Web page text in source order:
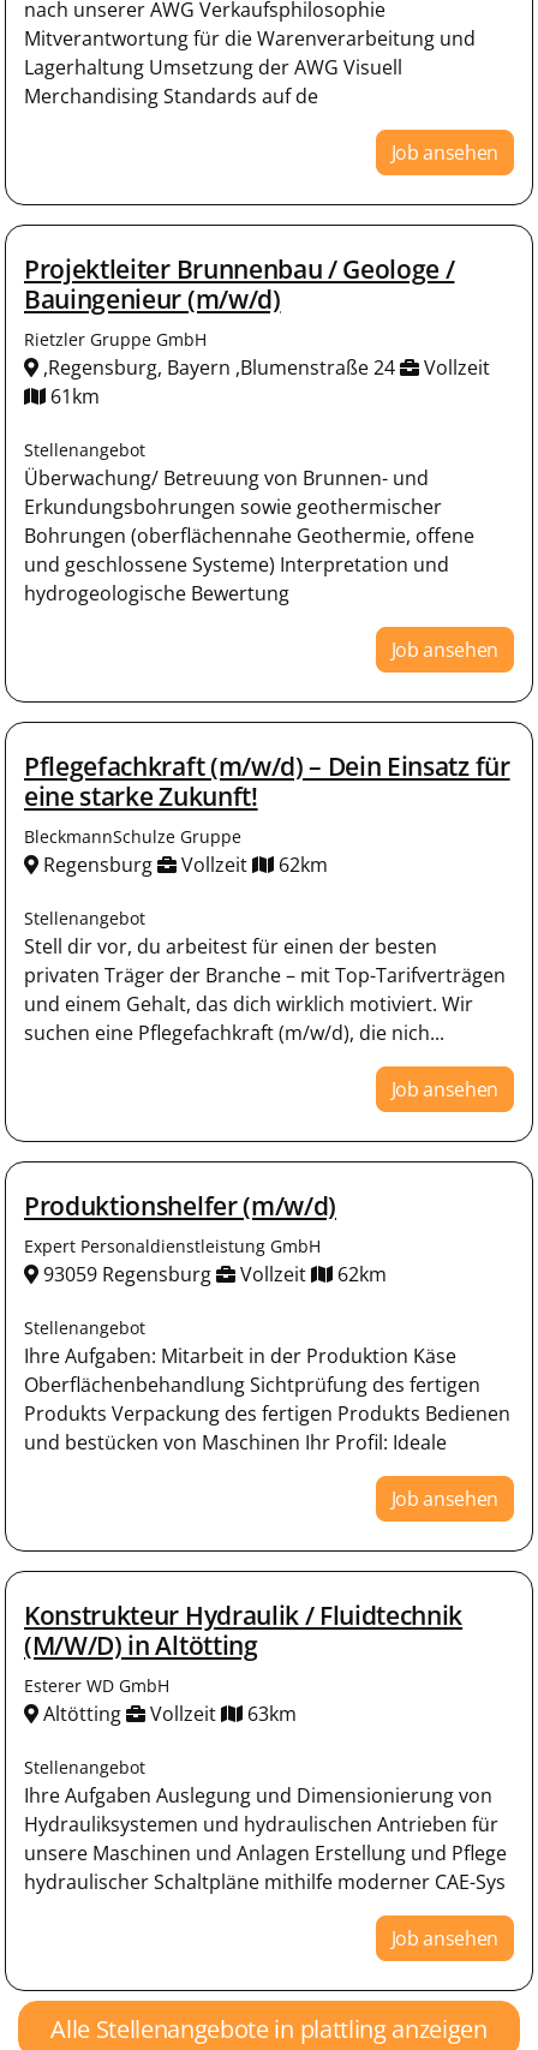
nach unserer AWG Verkaufsphilosophie
Mitverantwortung für die Warenverarbeitung und
Lagerhaltung Umsetzung der AWG Visuell
Merchandising Standards auf de
Job ansehen
Projektleiter Brunnenbau / Geologe /
Bauingenieur (m/w/d)
Rietzler Gruppe GmbH
,Regensburg, Bayern ,Blumenstraße 24
Vollzeit
61km
Stellenangebot
Überwachung/ Betreuung von Brunnen- und
Erkundungsbohrungen sowie geothermischer
Bohrungen (oberflächennahe Geothermie, offene
und geschlossene Systeme) Interpretation und
hydrogeologische Bewertung
Job ansehen
Pflegefachkraft (m/w/d) – Dein Einsatz für
eine starke Zukunft!
BleckmannSchulze Gruppe
Regensburg Vollzeit 62km
Stellenangebot
Stell dir vor, du arbeitest für einen der besten
privaten Träger der Branche – mit Top-Tarifverträgen
und einem Gehalt, das dich wirklich motiviert. Wir
suchen eine Pflegefachkraft (m/w/d), die nich...
Job ansehen
Produktionshelfer (m/w/d)
Expert Personaldienstleistung GmbH
93059 Regensburg Vollzeit 62km
Stellenangebot
Ihre Aufgaben: Mitarbeit in der Produktion Käse
Oberflächenbehandlung Sichtprüfung des fertigen
Produkts Verpackung des fertigen Produkts Bedienen
und bestücken von Maschinen Ihr Profil: Ideale
Job ansehen
Konstrukteur Hydraulik / Fluidtechnik
(M/W/D) in Altötting
Esterer WD GmbH
Altötting Vollzeit 63km
Stellenangebot
Ihre Aufgaben Auslegung und Dimensionierung von
Hydrauliksystemen und hydraulischen Antrieben für
unsere Maschinen und Anlagen Erstellung und Pflege
hydraulischer Schaltpläne mithilfe moderner CAE-Sys
Job ansehen
Alle Stellenangebote in plattling anzeigen